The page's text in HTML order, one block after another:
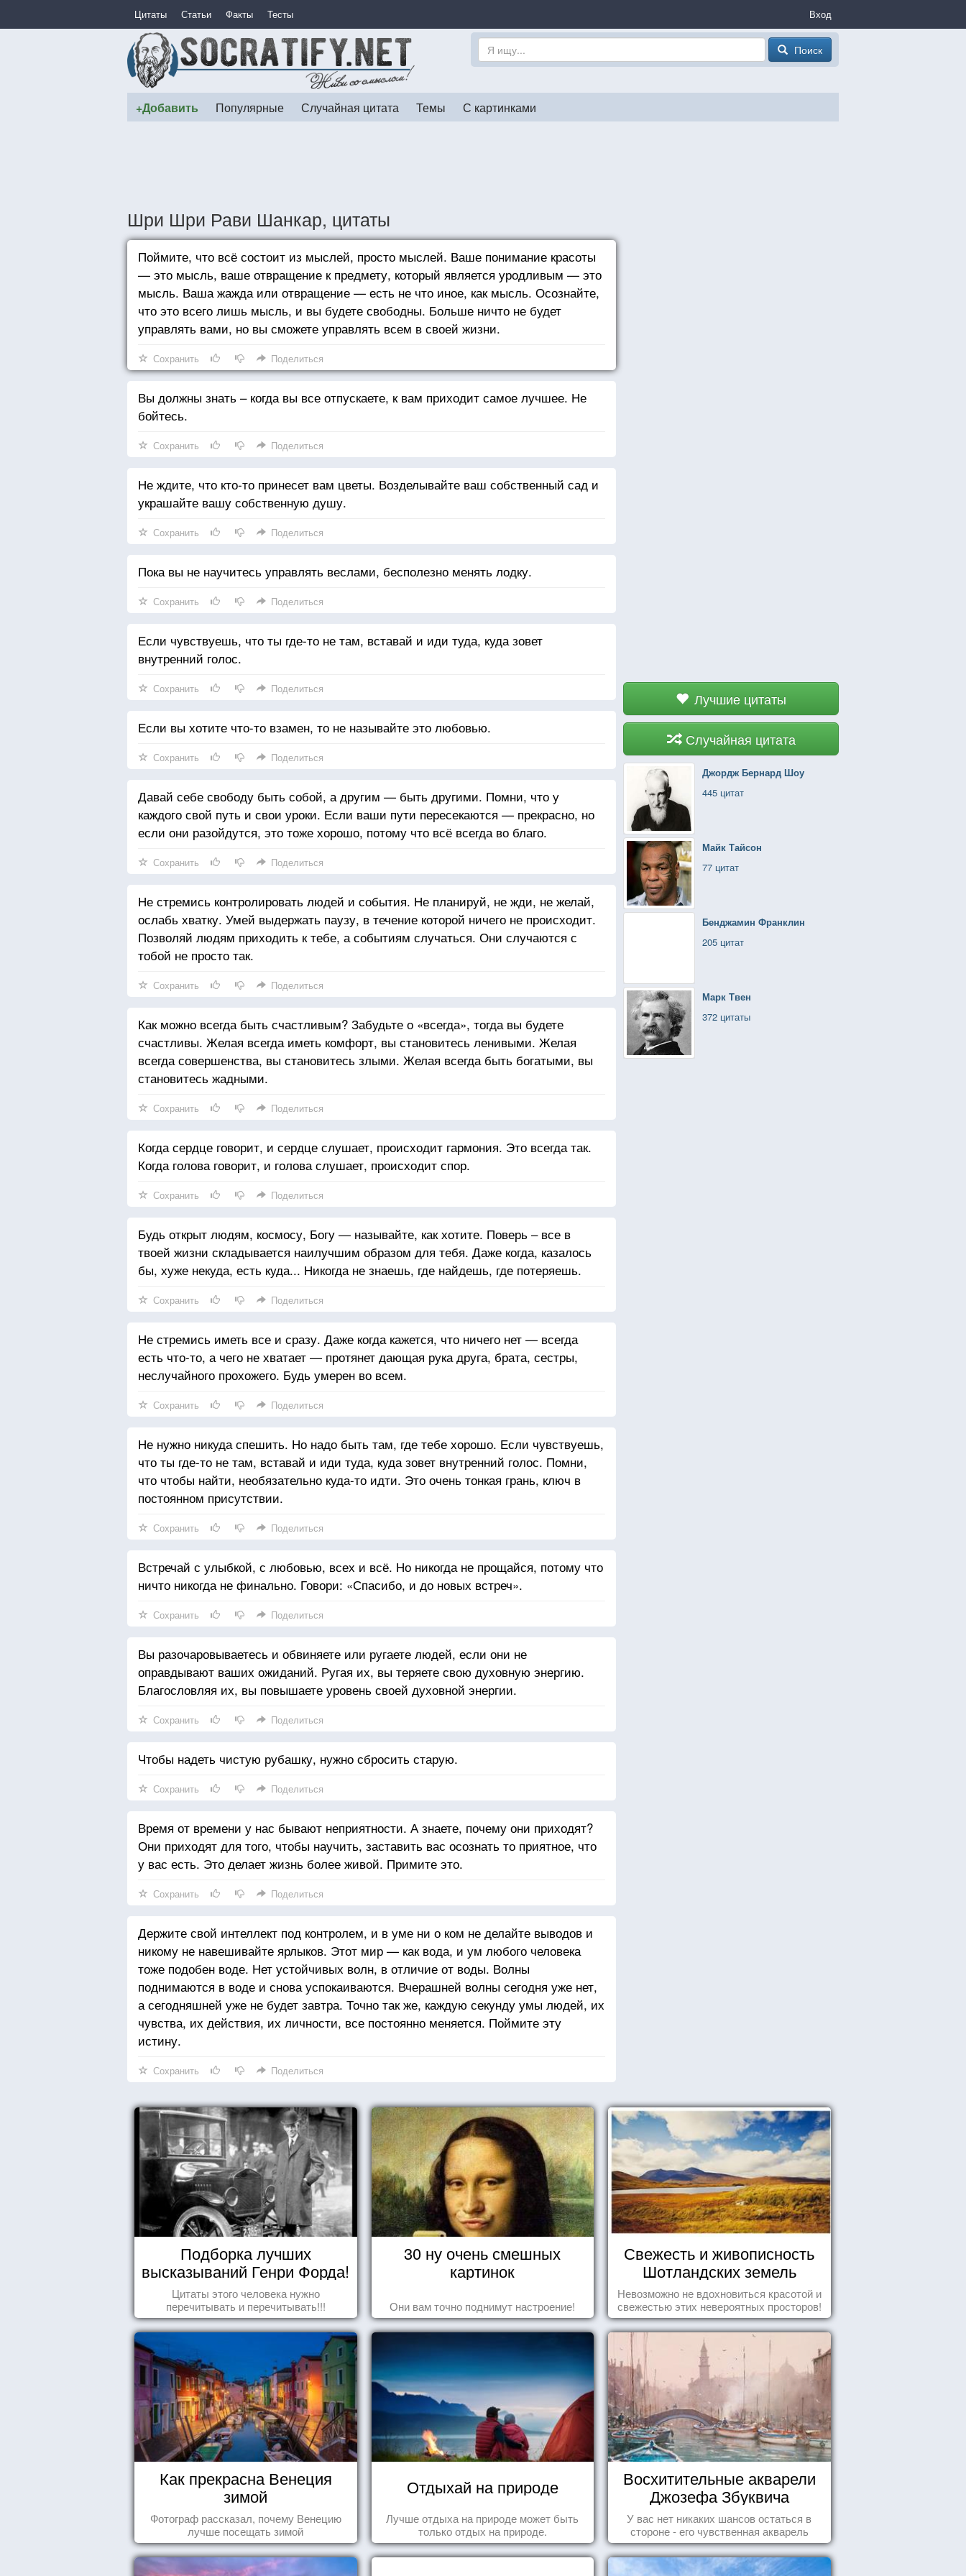
Цитаты Статьи Факты Тесты Вход
Поиск
+Добавить Популярные Случайная цитата Темы С картинками
Шри Шри Рави Шанкар, цитаты
Лучшие цитаты
Случайная цитата
Джордж Бернард Шоу
445 цитат
Майк Тайсон
77 цитат
Бенджамин Франклин
205 цитат
Марк Твен
372 цитаты
Поймите, что всё состоит из мыслей, просто мыслей. Ваше понимание красоты
— это мысль, ваше отвращение к предмету, который является уродливым — это
мысль. Ваша жажда или отвращение — есть не что иное, как мысль. Осознайте,
что это всего лишь мысль, и вы будете свободны. Больше ничто не будет
управлять вами, но вы сможете управлять всем в своей жизни.
Сохранить Поделиться
Вы должны знать – когда вы все отпускаете, к вам приходит самое лучшее. Не
бойтесь.
Сохранить Поделиться
Не ждите, что кто-то принесет вам цветы. Возделывайте ваш собственный сад и
украшайте вашу собственную душу.
Сохранить Поделиться
Пока вы не научитесь управлять веслами, бесполезно менять лодку.
Сохранить Поделиться
Если чувствуешь, что ты где-то не там, вставай и иди туда, куда зовет
внутренний голос.
Сохранить Поделиться
Если вы хотите что-то взамен, то не называйте это любовью.
Сохранить Поделиться
Давай себе свободу быть собой, а другим — быть другими. Помни, что у
каждого свой путь и свои уроки. Если ваши пути пересекаются — прекрасно, но
если они разойдутся, это тоже хорошо, потому что всё всегда во благо.
Сохранить Поделиться
Не стремись контролировать людей и события. Не планируй, не жди, не желай,
ослабь хватку. Умей выдержать паузу, в течение которой ничего не происходит.
Позволяй людям приходить к тебе, а событиям случаться. Они случаются с
тобой не просто так.
Сохранить Поделиться
Как можно всегда быть счастливым? Забудьте о «всегда», тогда вы будете
счастливы. Желая всегда иметь комфорт, вы становитесь ленивыми. Желая
всегда совершенства, вы становитесь злыми. Желая всегда быть богатыми, вы
становитесь жадными.
Сохранить Поделиться
Когда сердце говорит, и сердце слушает, происходит гармония. Это всегда так.
Когда голова говорит, и голова слушает, происходит спор.
Сохранить Поделиться
Будь открыт людям, космосу, Богу — называйте, как хотите. Поверь – все в
твоей жизни складывается наилучшим образом для тебя. Даже когда, казалось
бы, хуже некуда, есть куда... Никогда не знаешь, где найдешь, где потеряешь.
Сохранить Поделиться
Не стремись иметь все и сразу. Даже когда кажется, что ничего нет — всегда
есть что-то, а чего не хватает — протянет дающая рука друга, брата, сестры,
неслучайного прохожего. Будь умерен во всем.
Сохранить Поделиться
Не нужно никуда спешить. Но надо быть там, где тебе хорошо. Если чувствуешь,
что ты где-то не там, вставай и иди туда, куда зовет внутренний голос. Помни,
что чтобы найти, необязательно куда-то идти. Это очень тонкая грань, ключ в
постоянном присутствии.
Сохранить Поделиться
Встречай с улыбкой, с любовью, всех и всё. Но никогда не прощайся, потому что
ничто никогда не финально. Говори: «Спасибо, и до новых встреч».
Сохранить Поделиться
Вы разочаровываетесь и обвиняете или ругаете людей, если они не
оправдывают ваших ожиданий. Ругая их, вы теряете свою духовную энергию.
Благословляя их, вы повышаете уровень своей духовной энергии.
Сохранить Поделиться
Чтобы надеть чистую рубашку, нужно сбросить старую.
Сохранить Поделиться
Время от времени у нас бывают неприятности. А знаете, почему они приходят?
Они приходят для того, чтобы научить, заставить вас осознать то приятное, что
у вас есть. Это делает жизнь более живой. Примите это.
Сохранить Поделиться
Держите свой интеллект под контролем, и в уме ни о ком не делайте выводов и
никому не навешивайте ярлыков. Этот мир — как вода, и ум любого человека
тоже подобен воде. Нет устойчивых волн, в отличие от воды. Волны
поднимаются в воде и снова успокаиваются. Вчерашней волны сегодня уже нет,
а сегодняшней уже не будет завтра. Точно так же, каждую секунду умы людей, их
чувства, их действия, их личности, все постоянно меняется. Поймите эту
истину.
Сохранить Поделиться
Подборка лучших
высказываний Генри Форда!
Цитаты этого человека нужно
перечитывать и перечитывать!!!
30 ну очень смешных
картинок
Они вам точно поднимут настроение!
Свежесть и живописность
Шотландских земель
Невозможно не вдохновиться красотой и
свежестью этих невероятных просторов!
Как прекрасна Венеция
зимой
Фотограф рассказал, почему Венецию
лучше посещать зимой
Отдыхай на природе
Лучше отдыха на природе может быть
только отдых на природе.
Восхитительные акварели
Джозефа Збуквича
У вас нет никаких шансов остаться в
стороне - его чувственная акварель
покорила жителей всего мира.